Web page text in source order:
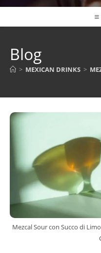
Blog
> MEXICAN DRINKS >
Mezcal Sour con Succo di